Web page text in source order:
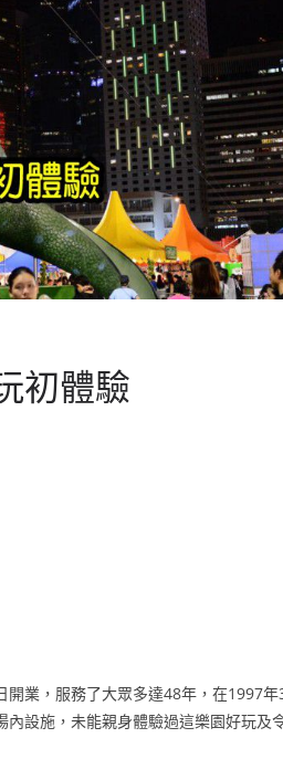
初體驗
業，服務了大眾多達48年，在1997
設施，未能親身體驗過這樂園好玩及